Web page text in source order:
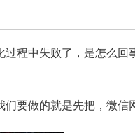
程中失败了，是怎么回
要做的就是先把，微信